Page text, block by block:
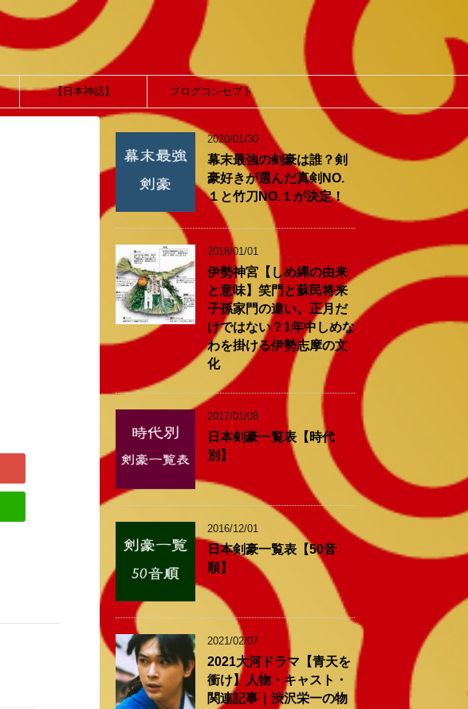
【日本神話】 ブログコンセプト
2020/01/30
幕末最強の剣豪は誰？剣
豪好きが選んだ真剣NO.
１と竹刀NO.１が決定！
2018/01/01
伊勢神宮【しめ縄の由来
と意味】笑門と蘇民将来
子孫家門の違い。正月だ
けではない？1年中しめな
わを掛ける伊勢志摩の文
化
2017/01/08
日本剣豪一覧表【時代
別】
2016/12/01
日本剣豪一覧表【50音
順】
2021/02/07
2021大河ドラマ【青天を
衝け】人物・キャスト・
関連記事｜渋沢栄一の物